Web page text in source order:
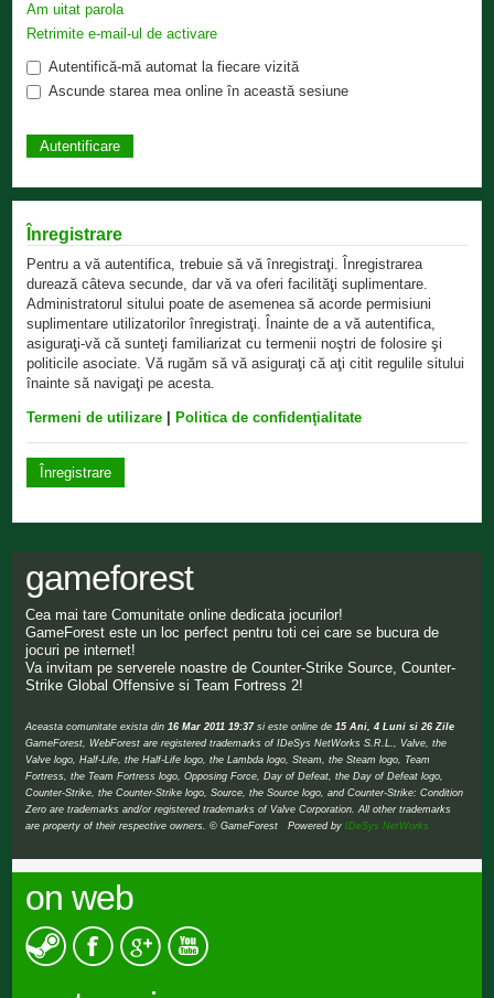
Am uitat parola
Retrimite e-mail-ul de activare
Autentifică-mă automat la fiecare vizită
Ascunde starea mea online în această sesiune
Înregistrare
Pentru a vă autentifica, trebuie să vă înregistraţi. Înregistrarea
durează câteva secunde, dar vă va oferi facilităţi suplimentare.
Administratorul sitului poate de asemenea să acorde permisiuni
suplimentare utilizatorilor înregistraţi. Înainte de a vă autentifica,
asiguraţi-vă că sunteţi familiarizat cu termenii noştri de folosire şi
politicile asociate. Vă rugăm să vă asiguraţi că aţi citit regulile sitului
înainte să navigaţi pe acesta.
Termeni de utilizare Politica de confidenţialitate
Înregistrare
gameforest
Cea mai tare Comunitate online dedicata jocurilor!
GameForest este un loc perfect pentru toti cei care se bucura de
jocuri pe internet!
Va invitam pe serverele noastre de Counter-Strike Source, Counter-
Strike Global Offensive si Team Fortress 2!
Aceasta comunitate exista din 16 Mar 2011 19:37si este online de 15 Ani, 4 Luni si 26 Zile
GameForest, WebForest are registered trademarks of IDeSys NetWorks S.R.L., Valve, the
Valve logo, Half-Life, the Half-Life logo, the Lambda logo, Steam, the Steam logo, Team
Fortress, the Team Fortress logo, Opposing Force, Day of Defeat, the Day of Defeat logo,
Counter-Strike, the Counter-Strike logo, Source, the Source logo, and Counter-Strike: Condition
Zero are trademarks and/or registered trademarks of Valve Corporation. All other trademarks
are property of their respective owners. © GameForest Powered byIDeSys NetWorks
on web